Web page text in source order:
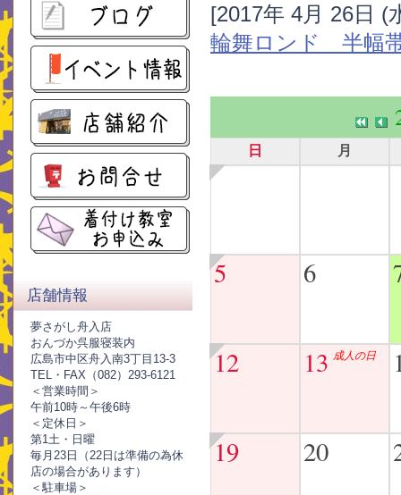
店舗情報
夢さがし舟入店
おんづか呉服寝装内
広島市中区舟入南3丁目13-3
TEL・FAX（082）293-6121
＜営業時間＞
午前10時～午後6時
＜定休日＞
第1土・日曜
毎月23日（22日は準備の為休
店の場合があります）
＜駐車場＞
[2017年 4月 26日 (
輪舞ロンド 半幅
日 月
5 6
12 13 成人の日
19 20